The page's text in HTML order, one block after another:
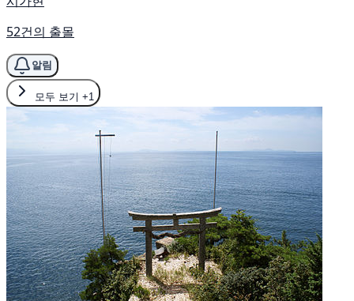
52건의 출몰
알림
모두 보기 +1